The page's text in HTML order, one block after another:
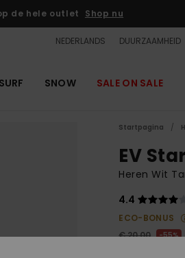
de hele outlet Shop nu
NEDERLANDS DUURZAAMHEID
SURF SNOW SALE ON SALE
Startpagina
EV
Heren Wit
4.4
ECO-BONUS
€ 20,00
55%